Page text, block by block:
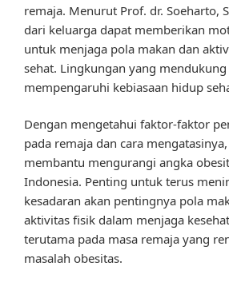
remaja. Menurut Prof. dr. Soeharto,
dari keluarga dapat memberikan
untuk menjaga pola makan dan
sehat. Lingkungan yang
mempengaruhi kebiasaan hidup
Dengan mengetahui faktor-faktor
pada remaja dan cara
membantu mengurangi angka
Indonesia. Penting untuk terus
kesadaran akan pentingnya pola
aktivitas fisik dalam menjaga
terutama pada masa remaja yang
masalah obesitas.